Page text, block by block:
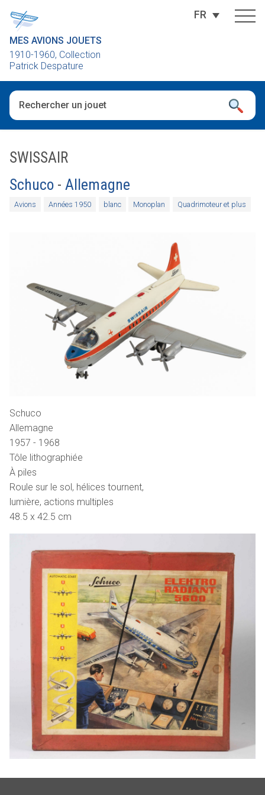
MES AVIONS JOUETS
1910-1960, Collection
Patrick Despature
FR
SWISSAIR
Schuco - Allemagne
Avions Années 1950 blanc Monoplan Quadrimoteur et plus
Schuco
Allemagne
1957 - 1968
Tôle lithographiée
À piles
Roule sur le sol, hélices tournent,
lumière, actions multiples
48.5 x 42.5 cm